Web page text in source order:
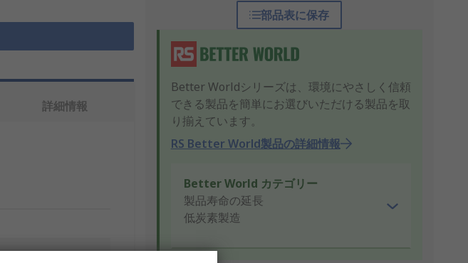
部品表に保存
Better Worldシリーズは、環境にやさしく信頼
できる製品を簡単にお選びいただける製品を取
り揃えています。
RS Better World製品の詳細情報
Better World カテゴリー
製品寿命の延長
低炭素製造
詳細情報